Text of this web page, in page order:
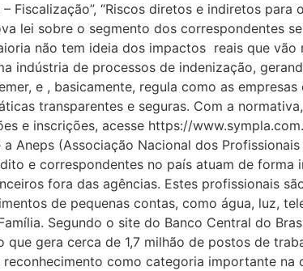
Fiscalização”, “Riscos diretos e indiretos
lei sobre o segmento dos correspondentes
não tem ideia dos impactos reais que
indústria de processos de indenização,
e , basicamente, regula como as
transparentes e seguras. Com a
e inscrições, acesse https://
a Aneps (Associação Nacional dos
e correspondentes no país atuam de
fora das agências. Estes profissionais
de pequenas contas, como água, luz,
Segundo o site do Banco Central do
gera cerca de 1,7 milhão de postos de
como categoria importante